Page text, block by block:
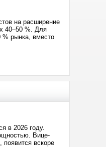
на расширение
40–50 %. Для
% рынка, вместо
в 2026 году.
Вице-
появится вскоре